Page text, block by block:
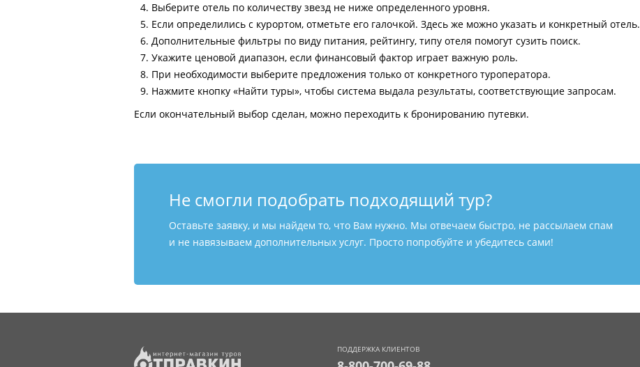
Выберите отель по количеству звезд не ниже определенного уровня.
Если определились с курортом, отметьте его галочкой. Здесь же можно указать и конкретный отель.
Дополнительные фильтры по виду питания, рейтингу, типу отеля помогут сузить поиск.
Укажите ценовой диапазон, если финансовый фактор играет важную роль.
При необходимости выберите предложения только от конкретного туроператора.
Нажмите кнопку «Найти туры», чтобы система выдала результаты, соответствующие запросам.
Если окончательный выбор сделан, можно переходить к бронированию путевки.
Не смогли подобрать подходящий тур?
Оставьте заявку, и мы найдем то, что Вам нужно. Мы отвечаем быстро, не рассылаем спам
и не навязываем дополнительных услуг. Просто попробуйте и убедитесь сами!
ПОДДЕРЖКА КЛИЕНТОВ